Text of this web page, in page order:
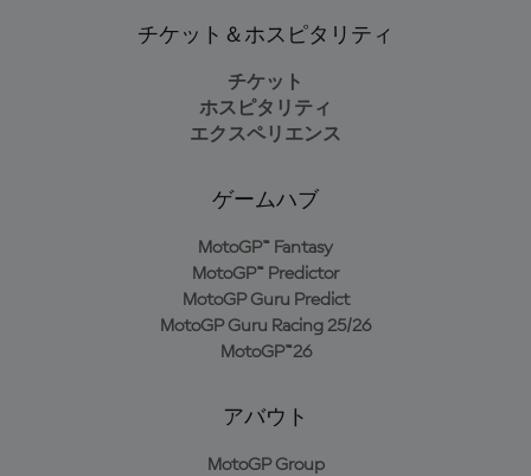
チケット＆ホスピタリティ
チケット
ホスピタリティ
エクスペリエンス
ゲームハブ
MotoGP™ Fantasy
MotoGP™ Predictor
MotoGP Guru Predict
MotoGP Guru Racing 25/26
MotoGP™26
アバウト
MotoGP Group